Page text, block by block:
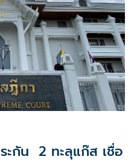
ะกัน 2 ทะลุแก๊ส เชื่อ